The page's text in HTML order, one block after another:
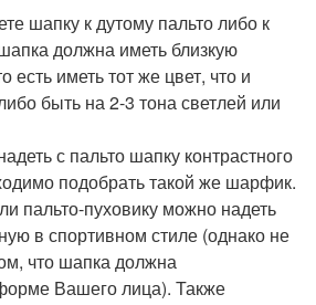
шапку к дутому пальто либо к
должна иметь близкую
есть иметь тот же цвет, что и
быть на 2-3 тона светлей или
с пальто шапку контрастного
подобрать такой же шарфик.
пальто-пуховику можно надеть
в спортивном стиле (однако не
что шапка должна
Вашего лица). Также